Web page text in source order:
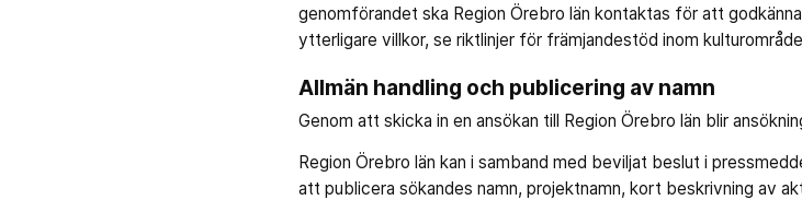
genomförandet ska Region Örebro län kontaktas för att
ytterligare villkor, se riktlinjer för främjandestöd inom
Allmän handling och publicering av namn
Genom att skicka in en ansökan till Region Örebro län blir
Region Örebro län kan i samband med beviljat beslut i
att publicera sökandes namn, projektnamn, kort beskrivning av